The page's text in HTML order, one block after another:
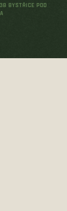
BYSTŘICE POD